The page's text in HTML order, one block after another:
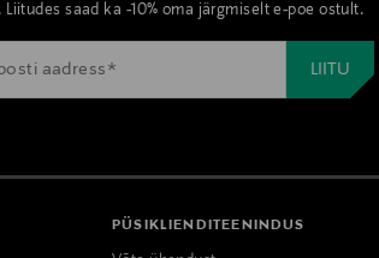
saad ka -10% oma järgmiselt e-poe ostult.
PÜSIKLIENDITEENINDUS